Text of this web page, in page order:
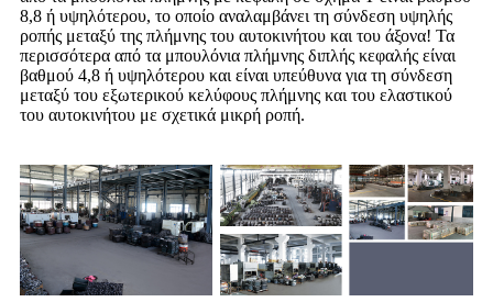
8,8 ή υψηλότερου, το οποίο αναλαμβάνει τη σύνδεση υψηλής
ροπής μεταξύ της πλήμνης του αυτοκινήτου και του άξονα! Τα
περισσότερα από τα μπουλόνια πλήμνης διπλής κεφαλής είναι
βαθμού 4,8 ή υψηλότερου και είναι υπεύθυνα για τη σύνδεση
μεταξύ του εξωτερικού κελύφους πλήμνης και του ελαστικού
του αυτοκινήτου με σχετικά μικρή ροπή.